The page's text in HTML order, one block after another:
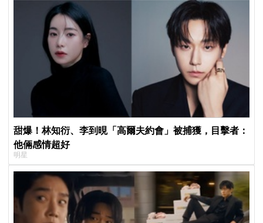
甜爆！林知衍、李到晛「高爾夫約會」被捕獲，目擊者：
他倆感情超好
明星